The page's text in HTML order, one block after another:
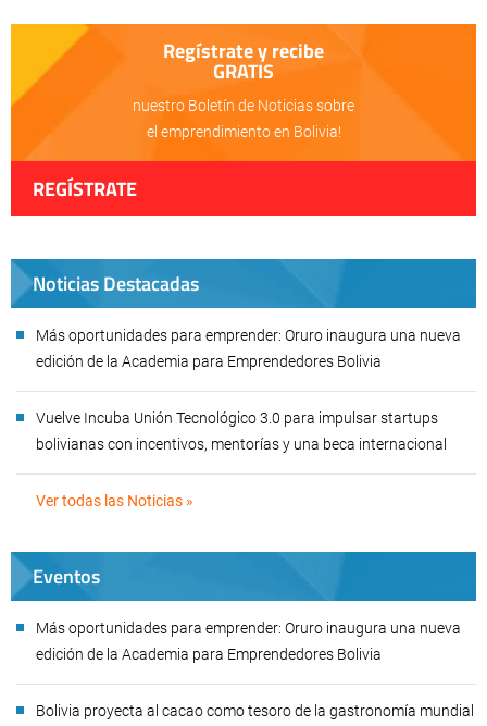
Regístrate y recibe
GRATIS
nuestro Boletín de Noticias sobre
el emprendimiento en Bolivia!
REGÍSTRATE
Noticias Destacadas
Más oportunidades para emprender: Oruro inaugura una nueva
edición de la Academia para Emprendedores Bolivia
Vuelve Incuba Unión Tecnológico 3.0 para impulsar startups
bolivianas con incentivos, mentorías y una beca internacional
Ver todas las Noticias »
Eventos
Más oportunidades para emprender: Oruro inaugura una nueva
edición de la Academia para Emprendedores Bolivia
Bolivia proyecta al cacao como tesoro de la gastronomía mundial